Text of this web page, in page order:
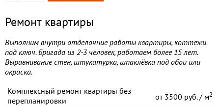
Ремонт квартиры
Выполним внутри отделочние работы квартиры, коттежи
под ключ. Бригада из 2-3 человек, работаем более 15 лет.
Выравнивание стен, штукатурка, шпаклёвка под обои или
окраска.
Комплексный ремонт квартиры без
перепланировки
от3500 руб. / м2